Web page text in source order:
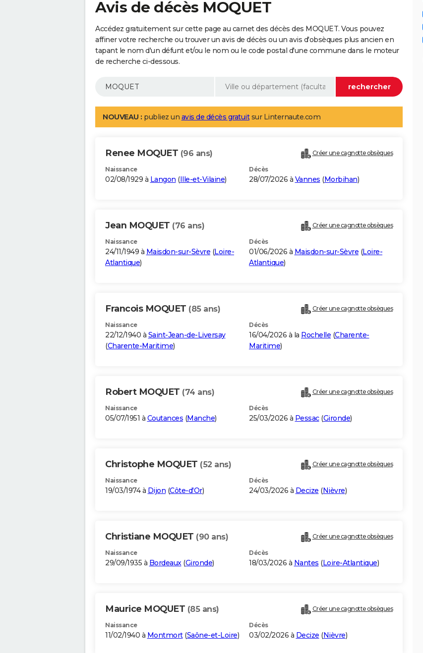
Avis de décès MOQUET
Accédez gratuitement sur cette page au carnet des décès des MOQUET. Vous pouvez
affiner votre recherche ou trouver un avis de décès ou un avis d'obsèques plus ancien en
tapant le nom d'un défunt et/ou le nom ou le code postal d'une commune dans le moteur
de recherche ci-dessous.
NOUVEAU : publiez un avis de décès gratuitsur Linternaute.com
Renee MOQUET (96 ans) Créer une cagnotte obsèques
Naissance
02/08/1929 à Langon (Ille-et-Vilaine)
Décès
28/07/2026 à Vannes (Morbihan)
Jean MOQUET (76 ans) Créer une cagnotte obsèques
Naissance
24/11/1949 à Maisdon-sur-Sèvre (Loire-
Atlantique)
Décès
01/06/2026 à Maisdon-sur-Sèvre (Loire-
Atlantique)
Francois MOQUET (85 ans) Créer une cagnotte obsèques
Naissance
22/12/1940 à Saint-Jean-de-Liversay
(Charente-Maritime)
Décès
16/04/2026 à la Rochelle (Charente-
Maritime)
Robert MOQUET (74 ans) Créer une cagnotte obsèques
Naissance
05/07/1951 à Coutances (Manche)
Décès
25/03/2026 à Pessac(Gironde)
Christophe MOQUET (52 ans) Créer une cagnotte obsèques
Naissance
19/03/1974 à Dijon (Côte-d'Or)
Décès
24/03/2026 à Decize (Nièvre)
Christiane MOQUET (90 ans) Créer une cagnotte obsèques
Naissance
29/09/1935 à Bordeaux(Gironde)
Décès
18/03/2026 à Nantes (Loire-Atlantique)
Maurice MOQUET (85 ans) Créer une cagnotte obsèques
Naissance
11/02/1940 à Montmort(Saône-et-Loire)
Décès
03/02/2026 à Decize (Nièvre)